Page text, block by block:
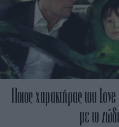
Ποιος χαρακτήρας του
με το